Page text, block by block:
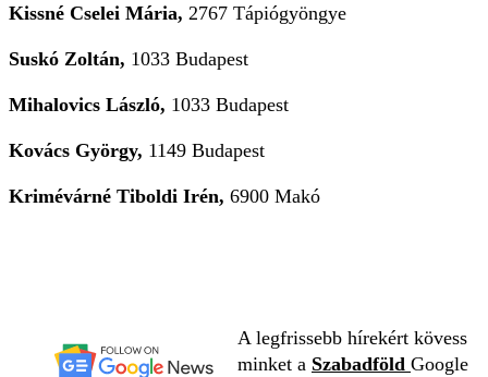
Kissné Cselei Mária, 2767 Tápiógyöngye
Suskó Zoltán, 1033 Budapest
Mihalovics László, 1033 Budapest
Kovács György, 1149 Budapest
Krimévárné Tiboldi Irén, 6900 Makó
A legfrissebb hírekért kövess
minket a Szabadföld Google